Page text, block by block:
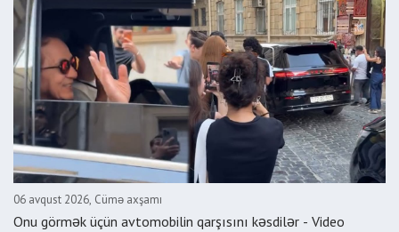
06 avqust 2026, Cümə axşamı
Onu görmək üçün avtomobilin qarşısını kəsdilər - Video